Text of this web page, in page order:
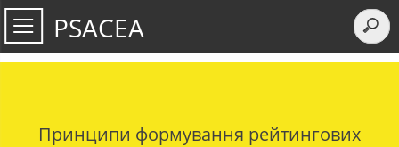
PSACEA
Принципи формування рейтингових